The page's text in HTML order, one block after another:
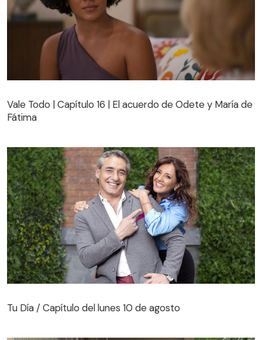
Fátima
Vale Todo | Capítulo 16 | El acuerdo de Odete y María de
Fátima
Tu Día / Capítulo del lunes 10 de agosto